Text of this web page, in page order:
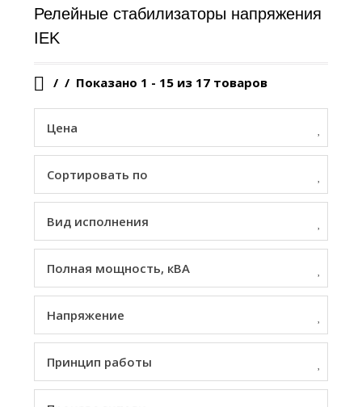
Релейные стабилизаторы напряжения
IEK
/ Показано 1 - 15 из 17 товаров
Цена
Сортировать по
Вид исполнения
Полная мощность, кВА
Напряжение
Принцип работы